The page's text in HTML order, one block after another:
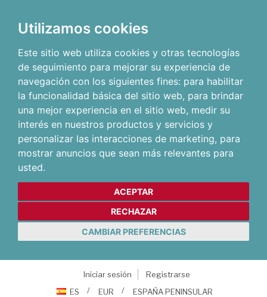
Utilizamos cookies
Este sitio web utiliza cookies y otras tecnologías
de seguimiento para mejorar su experiencia de
navegación con los siguientes fines: para habilitar
la funcionalidad básica del sitio web, para brindar
una mejor experiencia en el sitio web, medir su
interés en nuestros productos y servicios y
personalizar las interacciones de marketing, para
mostrar anuncios que sean más relevantes para
usted.
ACEPTAR
RECHAZAR
CAMBIAR PREFERENCIAS
Iniciar sesión
Registrarse
ES
EUR ESPAÑA PENINSULAR